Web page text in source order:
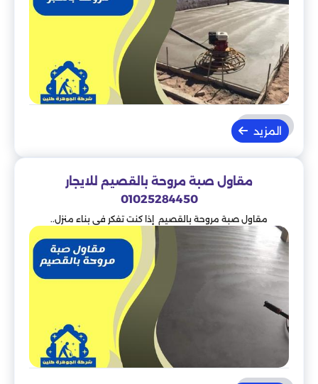
المزيد
مقاول صبة مروحة بالقصيم للايجار
01025284450
مقاول صبة مروحة بالقصيم إذا كنت تفكر في بناء منزل..